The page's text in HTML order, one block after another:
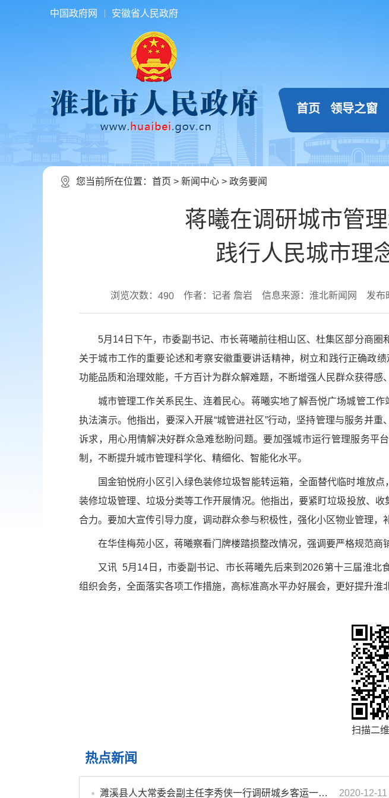
中国政府网 安徽省人民政府
首页 领导之窗
您当前所在位置： 首页 > 新闻中心 > 政务要闻
蒋曦在调研城市管
践行人民城市理
浏览次数： 490 作者：记者 詹岩 信息来源：淮北新闻网 发布
5月14日下午，市委副书记、市长蒋曦前往相山区、杜集区部分商
关于城市工作的重要论述和考察安徽重要讲话精神，树立和践行正确政
功能品质和治理效能，千方百计为群众解难题，不断增强人民群众获得感
城市管理工作关系民生、连着民心。蒋曦实地了解吾悦广场城管工
执法演示。他指出，要深入开展“城管进社区”行动，坚持管理与服务并
诉求，用心用情解决好群众急难愁盼问题。要加强城市运行管理服务平
制，不断提升城市管理科学化、精细化、智能化水平。
国金铂悦府小区引入绿色装修垃圾智能转运箱，全面替代临时堆放
装修垃圾管理、垃圾分类等工作开展情况。他指出，要紧盯垃圾投放、
合力。要加大宣传引导力度，调动群众参与积极性，强化小区物业管理，
在华佳梅苑小区，蒋曦察看门牌楼踏损整改情况，强调要严格规范
又讯 5月14日，市委副书记、市长蒋曦先后来到2026第十三届淮
组织会务，全面落实各项工作措施，高标准高水平办好展会，更好提升淮
扫描二
热点新闻
濉溪县人大常委会副主任李秀侠一行调研城乡客运一体化和治超工作 2020-12-11